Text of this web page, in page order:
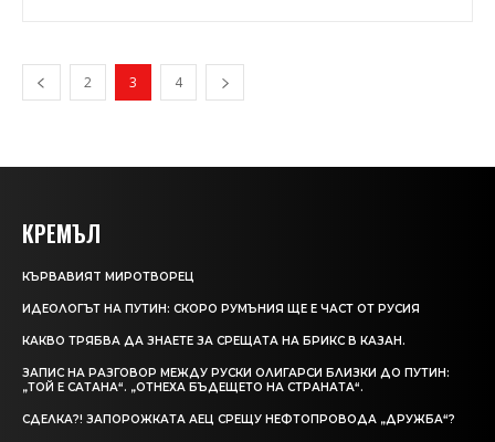
2 3 4
КРЕМЪЛ
КЪРВАВИЯT МИРОТВОРЕЦ
ИДЕОЛОГЪТ НА ПУТИН: СКОРО РУМЪНИЯ ЩЕ Е ЧАСТ ОТ РУСИЯ
КАКВО ТРЯБВА ДА ЗНАЕТЕ ЗА СРЕЩАТА НА БРИКС В КАЗАН.
ЗАПИС НА РАЗГОВОР МЕЖДУ РУСКИ ОЛИГАРСИ БЛИЗКИ ДО ПУТИН:
„ТОЙ Е САТАНА“. „ОТНЕХА БЪДЕЩЕТО НА СТРАНАТА“.
СДЕЛКА?! ЗАПОРОЖКАТА АЕЦ СРЕЩУ НЕФТОПРОВОДА „ДРУЖБА“?